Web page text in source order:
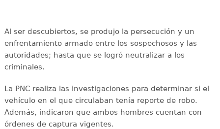
Al ser descubiertos, se produjo la persecución y un
enfrentamiento armado entre los sospechosos y las
autoridades; hasta que se logró neutralizar a los
criminales.
La PNC realiza las investigaciones para determinar si el
vehículo en el que circulaban tenía reporte de robo.
Además, indicaron que ambos hombres cuentan con
órdenes de captura vigentes.